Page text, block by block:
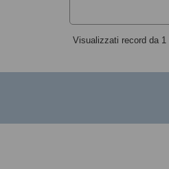
Visualizzati record da 1